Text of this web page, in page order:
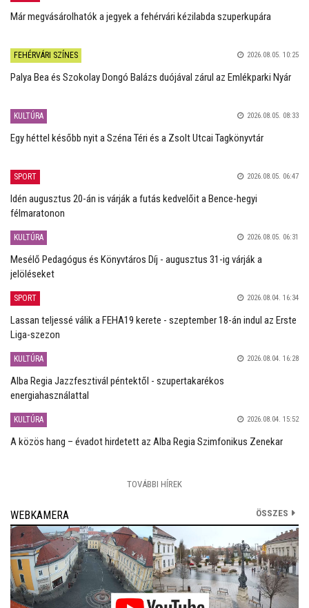
Már megvásárolhatók a jegyek a fehérvári kézilabda szuperkupára
FEHÉRVÁRI SZÍNES 2026.08.05. 10:25
Palya Bea és Szokolay Dongó Balázs duójával zárul az Emlékparki Nyár
KULTÚRA 2026.08.05. 08:33
Egy héttel később nyit a Széna Téri és a Zsolt Utcai Tagkönyvtár
SPORT 2026.08.05. 06:47
Idén augusztus 20-án is várják a futás kedvelőit a Bence-hegyi
félmaratonon
KULTÚRA 2026.08.05. 06:31
Mesélő Pedagógus és Könyvtáros Díj - augusztus 31-ig várják a
jelöléseket
SPORT 2026.08.04. 16:34
Lassan teljessé válik a FEHA19 kerete - szeptember 18-án indul az Erste
Liga-szezon
KULTÚRA 2026.08.04. 16:28
Alba Regia Jazzfesztivál péntektől - szupertakarékos
energiahasználattal
KULTÚRA 2026.08.04. 15:52
A közös hang – évadot hirdetett az Alba Regia Szimfonikus Zenekar
TOVÁBBI HÍREK
WEBKAMERA ÖSSZES